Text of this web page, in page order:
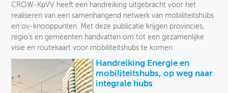
Soort
CROW-KpVV heeft een handreiking uitgebracht voor het
realiseren van een samenhangend netwerk van mobiliteitshubs
en ov-knooppunten. Met deze publicatie krijgen provincies,
regio’s en gemeenten handvatten om tot een gezamenlijke
visie en routekaart voor mobiliteitshubs te komen.
Handreiking Energie en
mobiliteitshubs, op weg naar
integrale hubs